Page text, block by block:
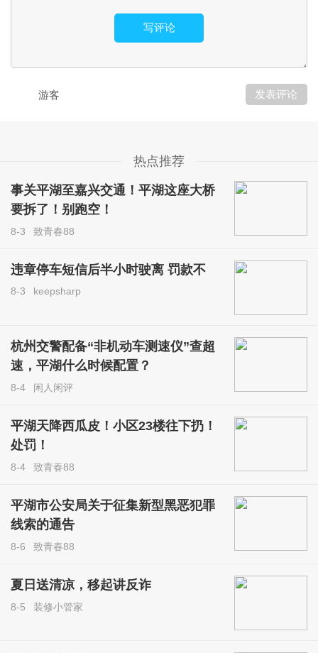
写评论
游客 发表评论
热点推荐
事关平湖至嘉兴交通！平湖这座大桥
要拆了！别跑空！
8-3 致青春88
违章停车短信后半小时驶离 罚款不
8-3 keepsharp
杭州交警配备“非机动车测速仪”查超
速，平湖什么时候配置？
8-4 闲人闲评
平湖天降西瓜皮！小区23楼往下扔！
处罚！
8-4 致青春88
平湖市公安局关于征集新型黑恶犯罪
线索的通告
8-6 致青春88
夏日送清凉，移起讲反诈
8-5 装修小管家